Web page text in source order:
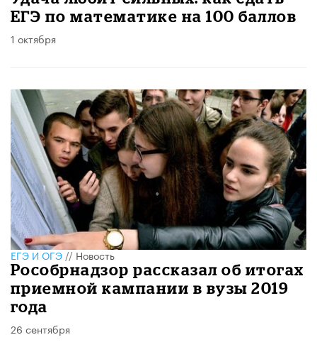
ЕГЭ по математике на 100 баллов
1 октября
ЕГЭ И ОГЭ//Новость
Рособрнадзор рассказал об итогах
приемной кампании в вузы 2019
года
26 сентября